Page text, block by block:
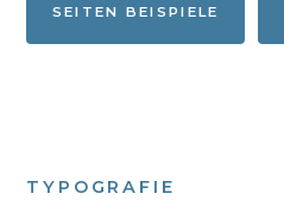
SEITEN BEISPIELE
TYPOGRAFIE